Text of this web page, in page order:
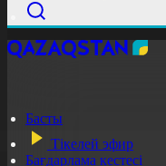
Басты
Тікелей эфир
Бағдарлама кестесі